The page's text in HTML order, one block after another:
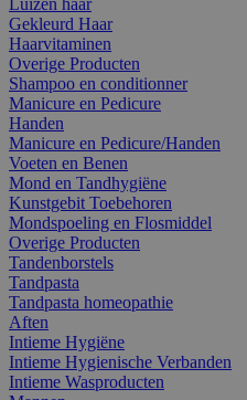
Gekleurd Haar
Haarvitaminen
Overige Producten
Shampoo en conditionner
Manicure en Pedicure
Handen
Manicure en Pedicure/Handen
Voeten en Benen
Mond en Tandhygiëne
Kunstgebit Toebehoren
Mondspoeling en Flosmiddel
Overige Producten
Tandenborstels
Tandpasta
Tandpasta homeopathie
Aften
Intieme Hygiëne
Intieme Hygienische Verbanden
Intieme Wasproducten